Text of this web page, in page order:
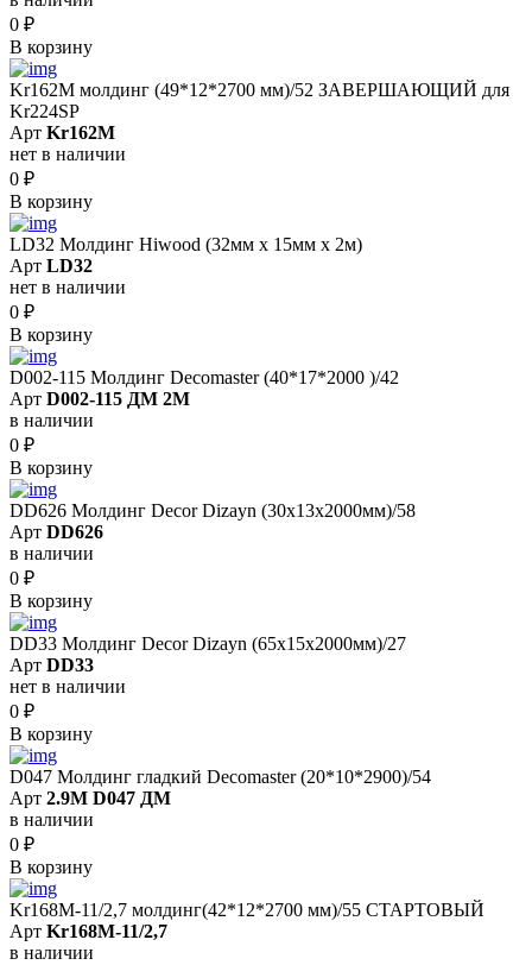
0 ₽
В корзину
Kr162M молдинг (49*12*2700 мм)/52 ЗАВЕРШАЮЩИЙ для
Kr224SP
Арт Kr162M
нет в наличии
0 ₽
В корзину
LD32 Молдинг Hiwood (32мм х 15мм х 2м)
Арт LD32
нет в наличии
0 ₽
В корзину
D002-115 Молдинг Decomaster (40*17*2000 )/42
Арт D002-115 ДМ 2М
в наличии
0 ₽
В корзину
DD626 Молдинг Decor Dizayn (30x13x2000мм)/58
Арт DD626
в наличии
0 ₽
В корзину
DD33 Молдинг Decor Dizayn (65x15x2000мм)/27
Арт DD33
нет в наличии
0 ₽
В корзину
D047 Молдинг гладкий Decomaster (20*10*2900)/54
Арт 2.9M D047 ДМ
в наличии
0 ₽
В корзину
Kr168M-11/2,7 молдинг(42*12*2700 мм)/55 СТАРТОВЫЙ
Арт Kr168M-11/2,7
в наличии